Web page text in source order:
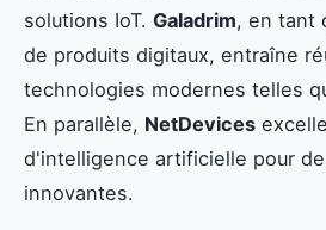
solutions IoT. Galadrim, en tant
de produits digitaux, entraîne
technologies modernes telles
En parallèle, NetDevices
d'intelligence artificielle pour
innovantes.